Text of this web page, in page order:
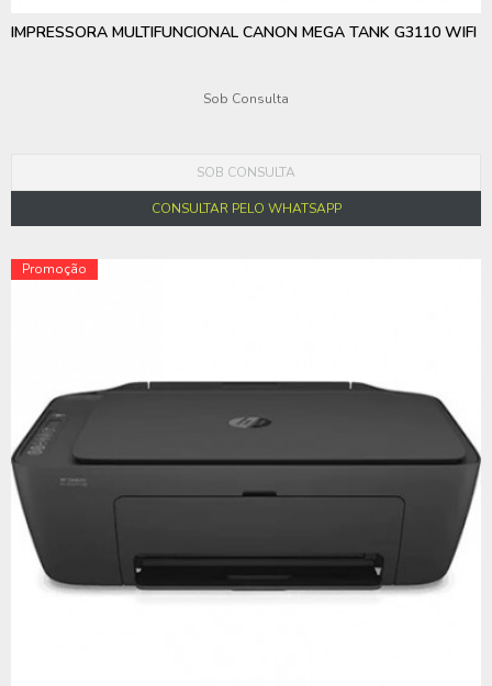
IMPRESSORA MULTIFUNCIONAL CANON MEGA TANK G3110 WIFI
Sob Consulta
SOB CONSULTA
CONSULTAR PELO WHATSAPP
Promoção